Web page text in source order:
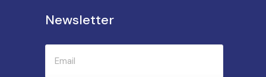
Newsletter